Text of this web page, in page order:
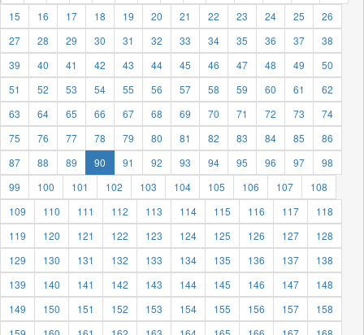
15
16 17 18 19 20 21 22 23 24 25
26
27
28 29 30 31 32 33 34 35 36 37
38
39
40 41 42 43 44 45 46 47 48 49
50
51
52 53 54 55 56 57 58 59 60 61
62
63
64 65 66 67 68 69 70 71 72 73
74
75
76 77 78 79 80 81 82 83 84 85
86
87
88 89 90 91 92 93 94 95 96 97
98
99
100 101 102 103 104 105 106 107
108
109
110 111 112 113 114 115 116 117
118
119
120 121 122 123 124 125 126 127
128
129
130 131 132 133 134 135 136 137
138
139
140 141 142 143 144 145 146 147
148
149
150 151 152 153 154 155 156 157
158